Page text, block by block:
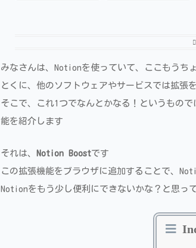
みなさんは、Notionを使っていて、ここもうち
とくに、他のソフトウェアやサービスでは拡張
そこで、これ1つでなんとかなる！というもの
能を紹介します
それは、 Notion Boostです
この拡張機能をブラウザに追加することで、
Notionをもう少し便利にできないかな？と思っ